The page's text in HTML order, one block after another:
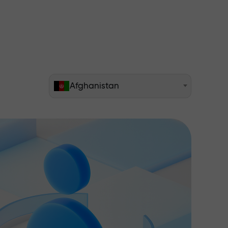
Afghanistan